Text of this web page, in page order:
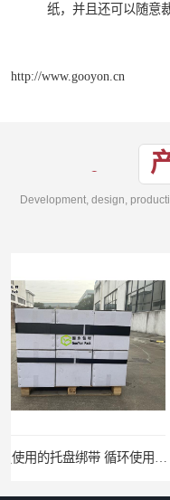
纸，并且还可以随意
http://www.gooyon.cn